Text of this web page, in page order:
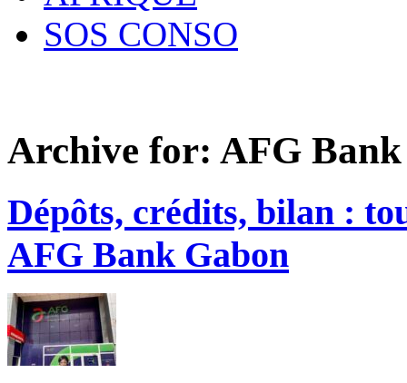
SOS CONSO
Archive for: AFG
Dépôts, crédits, bilan :
AFG Bank Gabon